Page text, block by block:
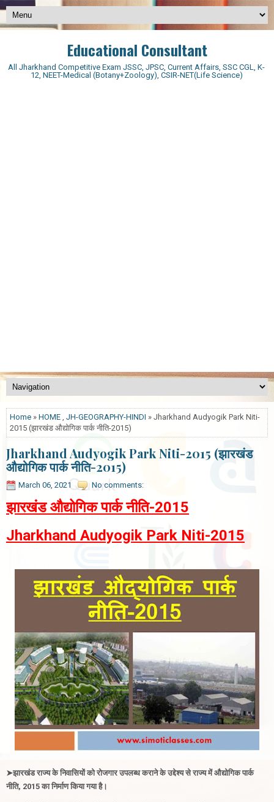
Educational Consultant
All Jharkhand Competitive Exam JSSC, JPSC, Current Affairs, SSC CGL, K-
12, NEET-Medical (Botany+Zoology), CSIR-NET(Life Science)
Home » HOME , JH-GEOGRAPHY-HINDI » Jharkhand Audyogik Park Niti-
2015 (झारखंड औद्योगिक पार्क नीति-2015)
Jharkhand Audyogik Park Niti-2015 (झारखंड
औद्योगिक पार्क नीति-2015)
March 06, 2021 No comments:
झारखंड औद्योगिक पार्क नीति-2015
Jharkhand Audyogik Park Niti-2015
➤झारखंड राज्य के निवासियों को रोजगार उपलब्ध कराने के उद्देश्य से राज्य में औद्योगिक पार्क
नीति, 2015 का निर्माण किया गया है।